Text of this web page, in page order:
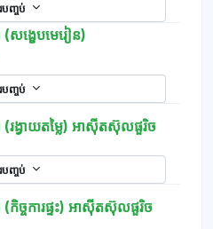
បញ្ចប់
ង្ខេបមេរៀន)
បញ្ចប់
រង្វាយតម្លៃ) អាស៊ីតស៊ុលផួរិច
បញ្ចប់
កិច្ចការផ្ទះ) អាស៊ីតស៊ុលផួរិច